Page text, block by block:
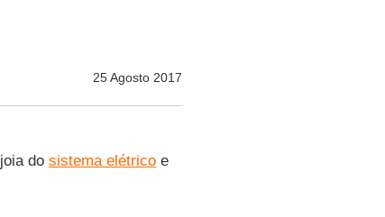
25 Agosto 2017
do sistema elétricoe